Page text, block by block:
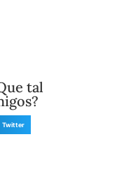
tal
Twitter